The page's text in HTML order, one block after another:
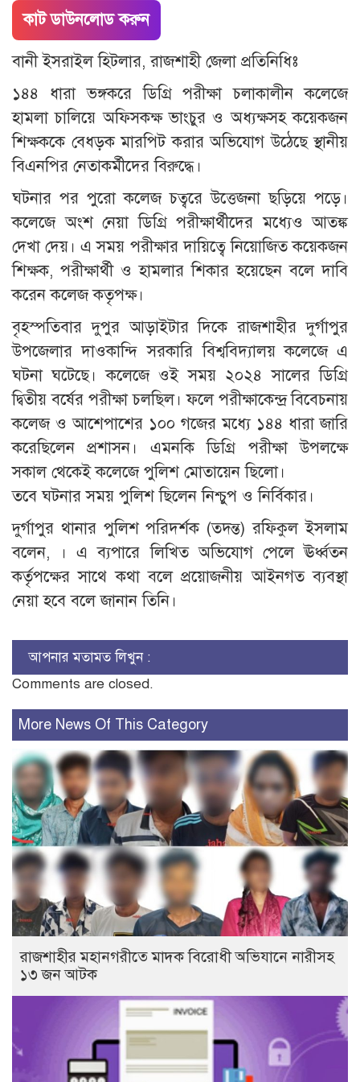
কাট ডাউনলোড করুন
বানী ইসরাইল হিটলার, রাজশাহী জেলা প্রতিনিধিঃ
১৪৪ ধারা ভঙ্গকরে ডিগ্রি পরীক্ষা চলাকালীন কলেজে
হামলা চালিয়ে অফিসকক্ষ ভাংচুর ও অধ্যক্ষসহ কয়েকজন
শিক্ষককে বেধড়ক মারপিট করার অভিযোগ উঠেছে স্থানীয়
বিএনপির নেতাকর্মীদের বিরুদ্ধে।
ঘটনার পর পুরো কলেজ চত্বরে উত্তেজনা ছড়িয়ে পড়ে।
কলেজে অংশ নেয়া ডিগ্রি পরীক্ষার্থীদের মধ্যেও আতঙ্ক
দেখা দেয়। এ সময় পরীক্ষার দায়িত্বে নিয়োজিত কয়েকজন
শিক্ষক, পরীক্ষার্থী ও হামলার শিকার হয়েছেন বলে দাবি
করেন কলেজ কতৃপক্ষ।
বৃহস্পতিবার দুপুর আড়াইটার দিকে রাজশাহীর দুর্গাপুর
উপজেলার দাওকান্দি সরকারি বিশ্ববিদ্যালয় কলেজে এ
ঘটনা ঘটেছে। কলেজে ওই সময় ২০২৪ সালের ডিগ্রি
দ্বিতীয় বর্ষের পরীক্ষা চলছিল। ফলে পরীক্ষাকেন্দ্র বিবেচনায়
কলেজ ও আশেপাশের ১০০ গজের মধ্যে ১৪৪ ধারা জারি
করেছিলেন প্রশাসন। এমনকি ডিগ্রি পরীক্ষা উপলক্ষে
সকাল থেকেই কলেজে পুলিশ মোতায়েন ছিলো।
তবে ঘটনার সময় পুলিশ ছিলেন নিশ্চুপ ও নির্বিকার।
দুর্গাপুর থানার পুলিশ পরিদর্শক (তদন্ত) রফিকুল ইসলাম
বলেন, । এ ব্যপারে লিখিত অভিযোগ পেলে ঊর্ধ্বতন
কর্তৃপক্ষের সাথে কথা বলে প্রয়োজনীয় আইনগত ব্যবস্থা
নেয়া হবে বলে জানান তিনি।
আপনার মতামত লিখুন :
Comments are closed.
More News Of This Category
রাজশাহীর মহানগরীতে মাদক বিরোধী অভিযানে নারীসহ
১৩ জন আটক